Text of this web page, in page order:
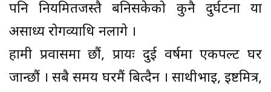
पनि नियमितजस्तै बनिसकेको कुनै दुर्घटना या
असाध्य रोगव्याधि नलागे ।
हामी प्रवासमा छौं, प्रायः दुई वर्षमा एकपल्ट घर
जान्छौं । सबै समय घरमैं बित्दैन । साथीभाइ, इष्टमित्र,